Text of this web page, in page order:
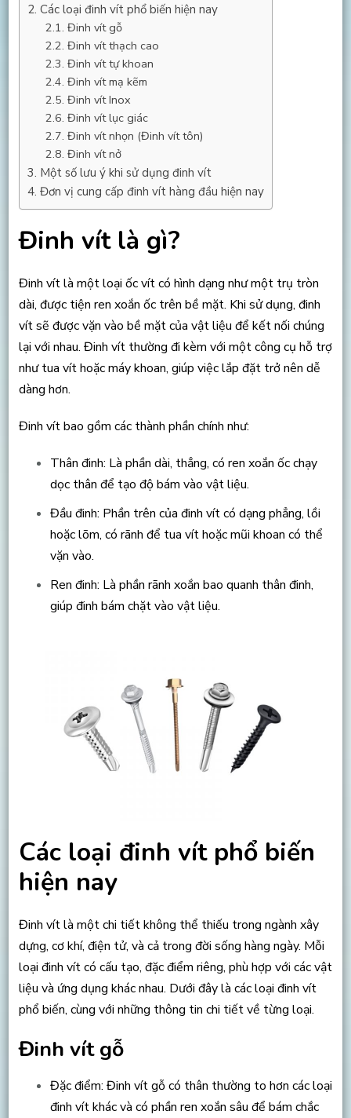
Các loại đinh vít phổ biến hiện nay
Đinh vít gỗ
Đinh vít thạch cao
Đinh vít tự khoan
Đinh vít mạ kẽm
Đinh vít Inox
Đinh vít lục giác
Đinh vít nhọn (Đinh vít tôn)
Đinh vít nở
Một số lưu ý khi sử dụng đinh vít
Đơn vị cung cấp đinh vít hàng đầu hiện nay
Đinh vít là gì?
Đinh vít là một loại ốc vít có hình dạng như một trụ tròn
dài, được tiện ren xoắn ốc trên bề mặt. Khi sử dụng, đinh
vít sẽ được vặn vào bề mặt của vật liệu để kết nối chúng
lại với nhau. Đinh vít thường đi kèm với một công cụ hỗ trợ
như tua vít hoặc máy khoan, giúp việc lắp đặt trở nên dễ
dàng hơn.
Đinh vít bao gồm các thành phần chính như:
Thân đinh: Là phần dài, thẳng, có ren xoắn ốc chạy
dọc thân để tạo độ bám vào vật liệu.
Đầu đinh: Phần trên của đinh vít có dạng phẳng, lồi
hoặc lõm, có rãnh để tua vít hoặc mũi khoan có thể
vặn vào.
Ren đinh: Là phần rãnh xoắn bao quanh thân đinh,
giúp đinh bám chặt vào vật liệu.
Các loại đinh vít phổ biến
hiện nay
Đinh vít là một chi tiết không thể thiếu trong ngành xây
dựng, cơ khí, điện tử, và cả trong đời sống hàng ngày. Mỗi
loại đinh vít có cấu tạo, đặc điểm riêng, phù hợp với các vật
liệu và ứng dụng khác nhau. Dưới đây là các loại đinh vít
phổ biến, cùng với những thông tin chi tiết về từng loại.
Đinh vít gỗ
Đặc điểm: Đinh vít gỗ có thân thường to hơn các loại
đinh vít khác và có phần ren xoắn sâu để bám chắc